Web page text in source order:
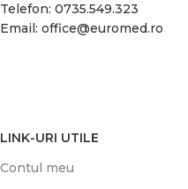
Telefon: 0735.549.323
Email: office@euromed.ro
LINK-URI UTILE
Contul meu